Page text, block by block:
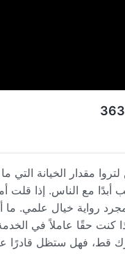
مقدار الخيانة التي
أبدًا مع الناس. إذا قلت
رواية خيال علمي.
يجب أن تجيبوا عن أسئلتي، وهي كما